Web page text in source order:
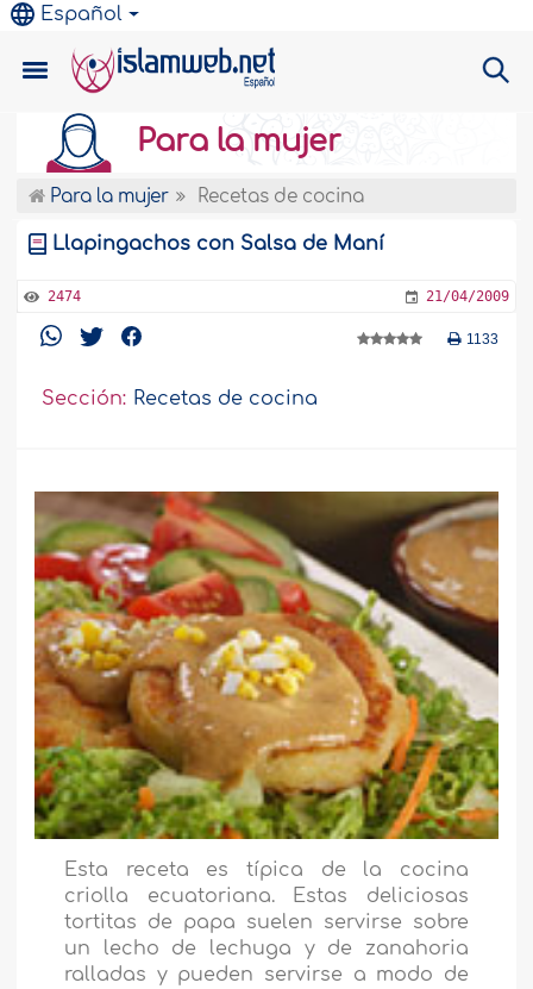
Español
Para la mujer
Para la mujer Recetas de cocina
Llapingachos con Salsa de Maní
2474 21/04/2009
1133
Sección: Recetas de cocina
Esta receta es típica de la cocina
criolla ecuatoriana. Estas deliciosas
tortitas de papa suelen servirse sobre
un lecho de lechuga y de zanahoria
ralladas y pueden servirse a modo de